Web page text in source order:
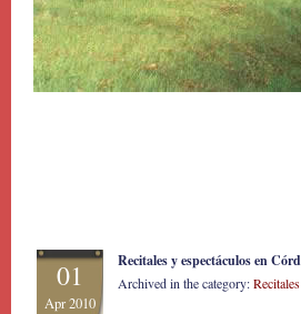
01
Apr 2010
Recitales y espectáculos en
Archived in the category: